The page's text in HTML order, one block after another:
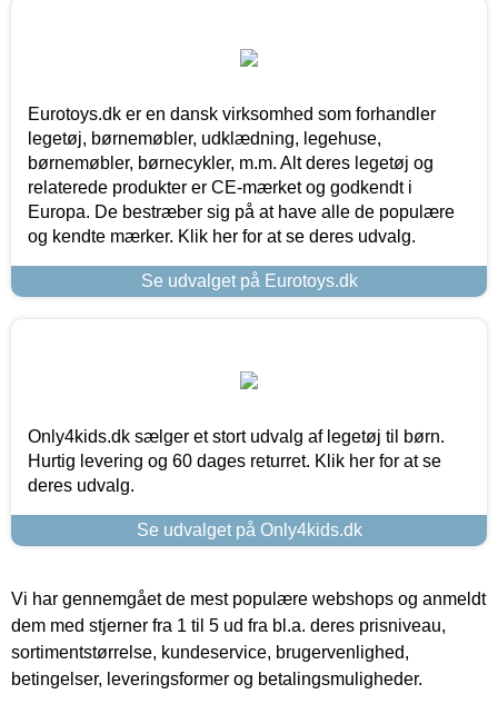
Eurotoys.dk er en dansk virksomhed som forhandler
legetøj, børnemøbler, udklædning, legehuse,
børnemøbler, børnecykler, m.m. Alt deres legetøj og
relaterede produkter er CE-mærket og godkendt i
Europa. De bestræber sig på at have alle de populære
og kendte mærker. Klik her for at se deres udvalg.
Se udvalget på Eurotoys.dk
Only4kids.dk sælger et stort udvalg af legetøj til børn.
Hurtig levering og 60 dages returret. Klik her for at se
deres udvalg.
Se udvalget på Only4kids.dk
Vi har gennemgået de mest populære webshops og anmeldt
dem med stjerner fra 1 til 5 ud fra bl.a. deres prisniveau,
sortimentstørrelse, kundeservice, brugervenlighed,
betingelser, leveringsformer og betalingsmuligheder.